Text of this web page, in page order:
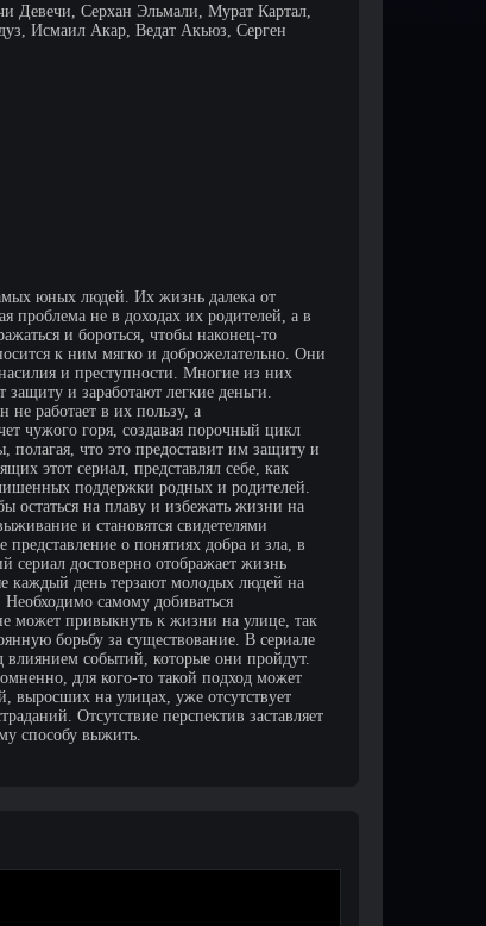
Девечи, Серхан Эльмали, Мурат Картал,
Исмаил Акар, Ведат Акьюз, Серген
юных людей. Их жизнь далека от
проблема не в доходах их родителей, а в
и бороться, чтобы наконец-то
к ним мягко и доброжелательно. Они
и преступности. Многие из них
и заработают легкие деньги.
работает в их пользу, а
чужого горя, создавая порочный цикл
что это предоставит им защиту и
этот сериал, представлял себе, как
поддержки родных и родителей.
остаться на плаву и избежать жизни на
и становятся свидетелями
о понятиях добра и зла, в
сериал достоверно отображает жизнь
каждый день терзают молодых людей на
самому добиваться
может привыкнуть к жизни на улице, так
борьбу за существование. В сериале
влиянием событий, которые они пройдут.
для кого-то такой подход может
выросших на улицах, уже отсутствует
Отсутствие перспектив заставляет
способу выжить.